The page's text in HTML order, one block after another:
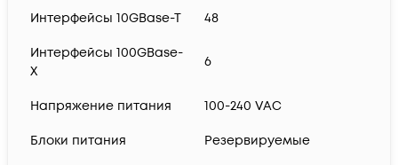
Интерфейсы 10GBase-T 48
Интерфейсы 100GBase-
X
6
Напряжение питания 100-240 VAC
Блоки питания Резервируемые